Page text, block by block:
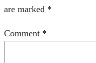
are marked *
Comment *